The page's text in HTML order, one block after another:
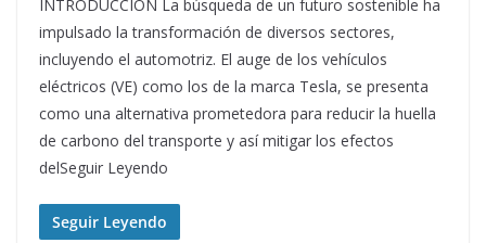
INTRODUCCIÒN La búsqueda de un futuro sostenible ha
impulsado la transformación de diversos sectores,
incluyendo el automotriz. El auge de los vehículos
eléctricos (VE) como los de la marca Tesla, se presenta
como una alternativa prometedora para reducir la huella
de carbono del transporte y así mitigar los efectos
delSeguir Leyendo
Seguir Leyendo